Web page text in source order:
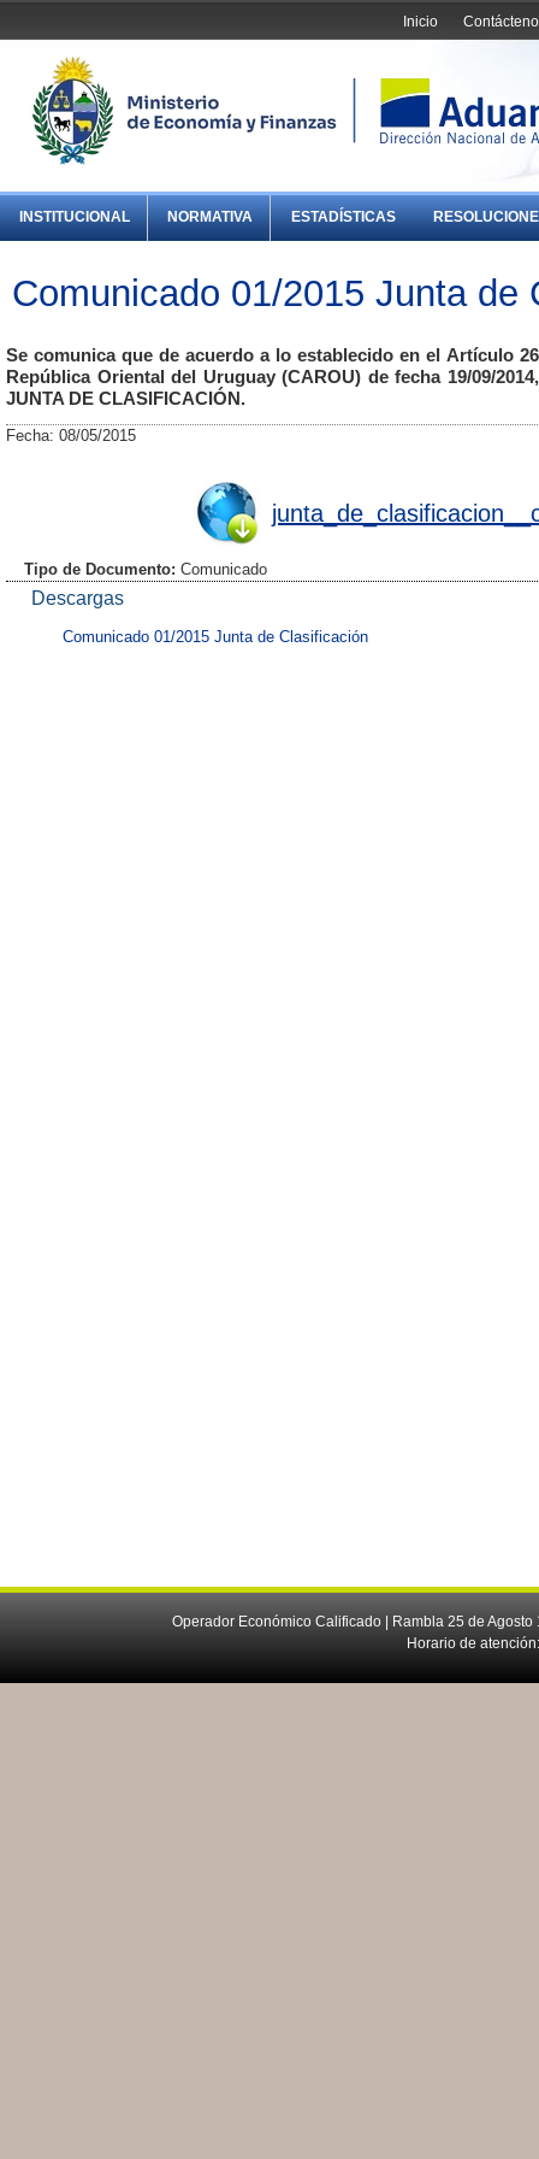
Inicio
INSTITUCIONAL NORMATIVA ESTADÍSTICAS
Comunicado 01/2015 Junta de
Se comunica que de acuerdo a lo establecido en el Artículo
República Oriental del Uruguay (CAROU) de fecha 19/09/
JUNTA DE CLASIFICACIÓN.
Fecha: 08/05/2015
Tipo de Documento: Comunicado
Descargas
Comunicado 01/2015 Junta de Clasificación
Operador Económico Calificado | Rambla 25 de
Horario de